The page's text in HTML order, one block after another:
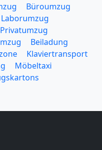
Büroumzug
Laborumzug
Privatumzug
Beiladung
Klaviertransport
Möbeltaxi